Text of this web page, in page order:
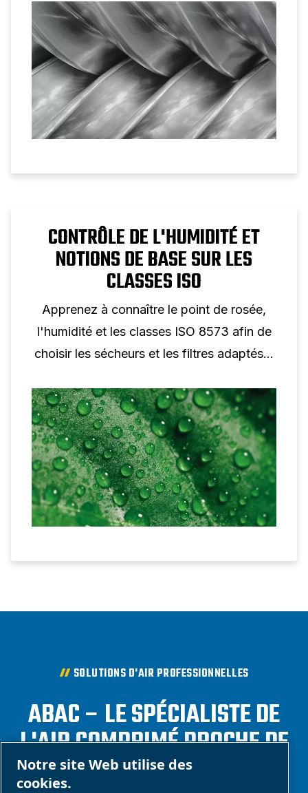
CONTRÔLE DE L'HUMIDITÉ ET
NOTIONS DE BASE SUR LES
CLASSES ISO
Apprenez à connaître le point de rosée,
l'humidité et les classes ISO 8573 afin de
choisir les sécheurs et les filtres adaptés à
SOLUTIONS D'AIR PROFESSIONNELLES
ABAC – LE SPÉCIALISTE DE
L'AIR COMPRIMÉ PROCHE DE
CHEZ VOUS
Notre site Web utilise des
cookies.